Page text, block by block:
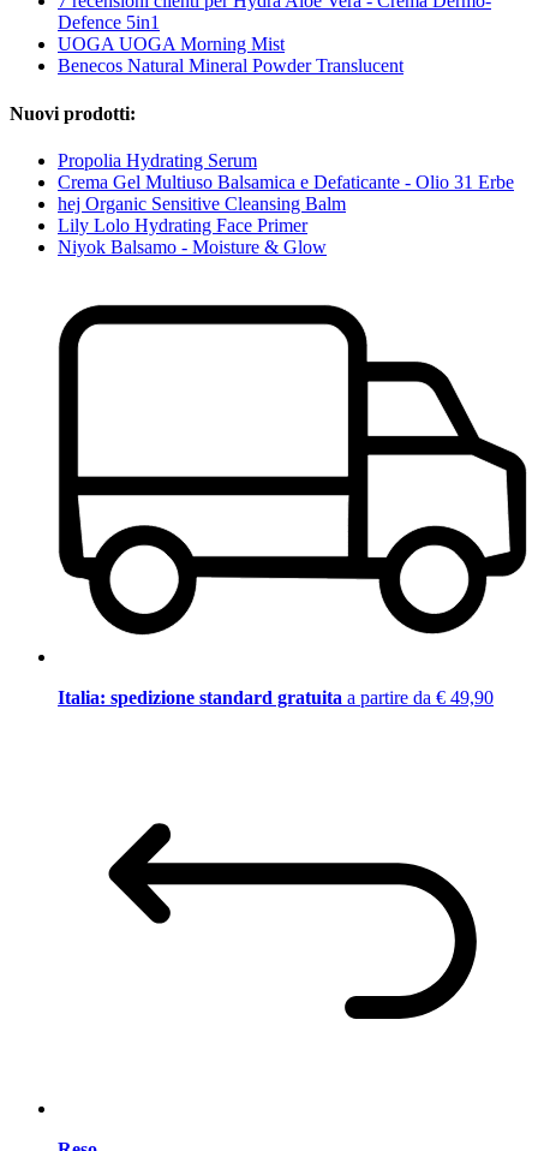
Defence 5in1
UOGA UOGA Morning Mist
Benecos Natural Mineral Powder Translucent
Nuovi prodotti:
Propolia Hydrating Serum
Crema Gel Multiuso Balsamica e Defaticante - Olio 31 Erbe
hej Organic Sensitive Cleansing Balm
Lily Lolo Hydrating Face Primer
Niyok Balsamo - Moisture & Glow
Italia: spedizione standard gratuita a partire da € 49,90